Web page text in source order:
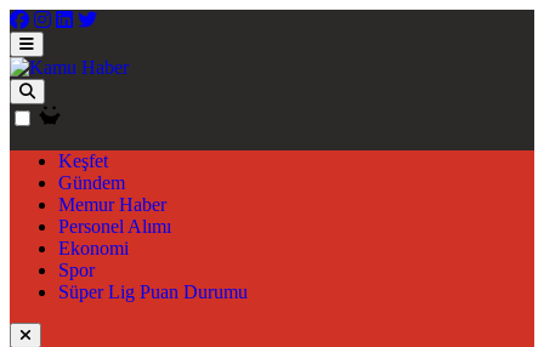
Keşfet
Gündem
Memur Haber
Personel Alımı
Ekonomi
Spor
Süper Lig Puan Durumu